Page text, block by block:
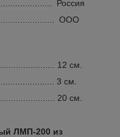
Россия
ООО
12 см.
3 см.
20 см.
ЛМП-200 из